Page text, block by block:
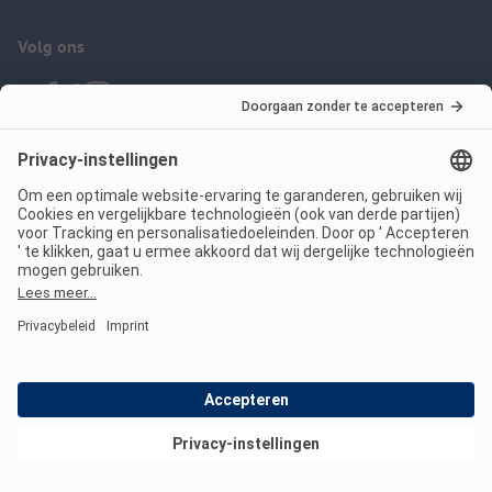
Volg ons
ANWB Camping App
nu gratis gebruiken
Jouw privacy
Wet digitale diensten